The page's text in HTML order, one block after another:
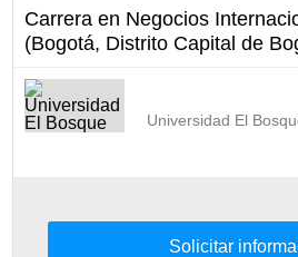
Carrera en Negocios
(Bogotá, Distrito Capital de
Universidad El
Solicitar